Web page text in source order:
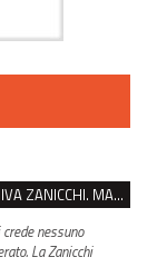
VENTASSO, SÌ ALLA CITTADINANZA ONORARIA A IVA ZANICCHI. MA BARGIACCHI: “È DI PESSIMO GUSTO”
nessuno
La Zanicchi